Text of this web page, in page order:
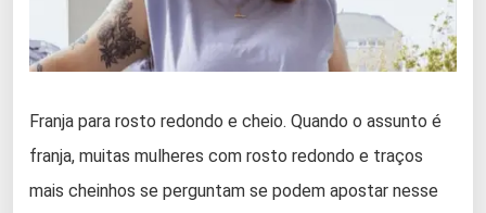
Franja para rosto redondo e cheio. Quando o assunto é
franja, muitas mulheres com rosto redondo e traços
mais cheinhos se perguntam se podem apostar nesse